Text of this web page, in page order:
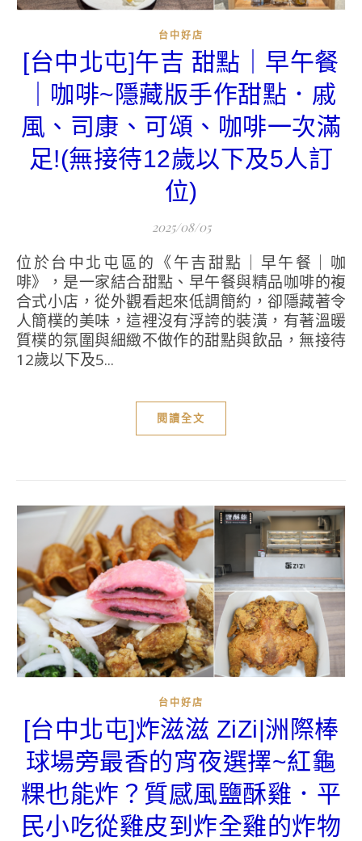
台中好店
[台中北屯]午吉 甜點｜早午餐
｜咖啡~隱藏版手作甜點．戚
風、司康、可頌、咖啡一次滿
足!(無接待12歲以下及5人訂
位)
2025/08/05
位於台中北屯區的《午吉甜點｜早午餐｜咖
啡》，是一家結合甜點、早午餐與精品咖啡的複
合式小店，從外觀看起來低調簡約，卻隱藏著令
人簡樸的美味，這裡沒有浮誇的裝潢，有著溫暖
質樸的氛圍與細緻不做作的甜點與飲品，無接待
12歲以下及5...
閱讀全文
台中好店
[台中北屯]炸滋滋 ZiZi|洲際棒
球場旁最香的宵夜選擇~紅龜
粿也能炸？質感風鹽酥雞．平
民小吃從雞皮到炸全雞的炸物